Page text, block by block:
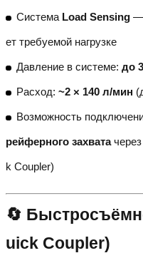
Система Load Sensing —
ет требуемой нагрузке
Давление в системе: до
Расход: ~2 × 140 л/мин
Возможность
рейферного захвата
k Coupler)
🔄
uick Coupler)